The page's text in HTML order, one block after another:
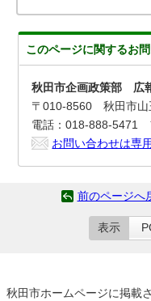
このページに関するお
秋田市企画政策部 広
〒010-8560 秋田市
電話：018-888-5471
お問い合わせは専
前のページへ
表示
秋田市ホームページに掲載